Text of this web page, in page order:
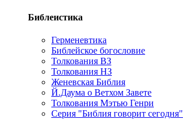
Библеистика
Герменевтика
Библейское богословие
Толкования ВЗ
Толкования НЗ
Женевская Библия
Й.Даума о Ветхом Завете
Толкования Мэтью Генри
Серия "Библия говорит сегодня"